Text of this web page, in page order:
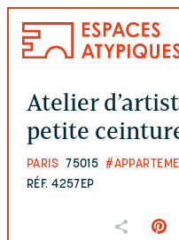
Atelier
petite
PARIS 75015
RÉF. 4257EP